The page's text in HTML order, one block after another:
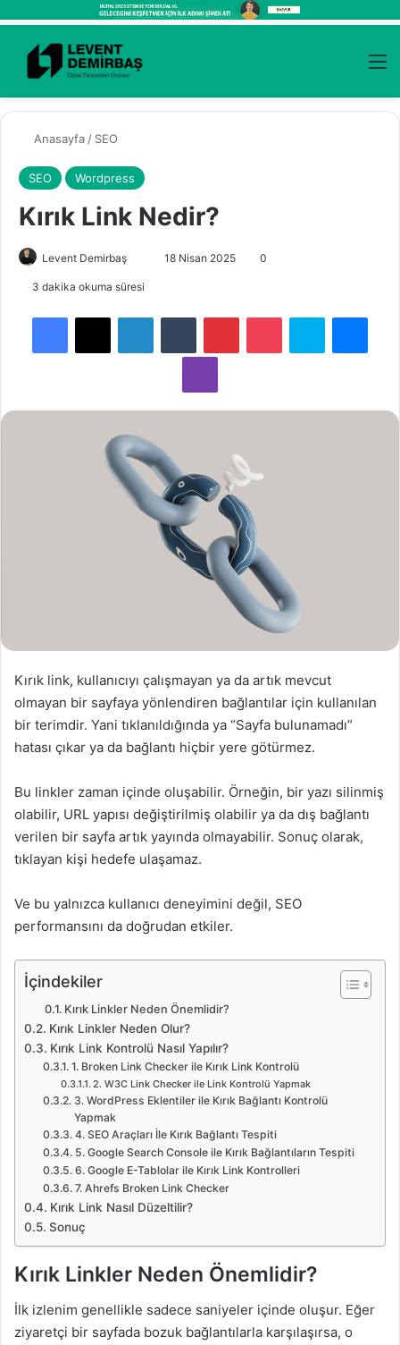
Kayıt Ol
Anasayfa / SEO
SEO Wordpress
Kırık Link Nedir?
Levent Demirbaş
s
a
n
18 Nisan 2025 0
3 dakika okuma süresi
Viber
Kırık link, kullanıcıyı çalışmayan ya da artık mevcut
olmayan bir sayfaya yönlendiren bağlantılar için kullanılan
bir terimdir. Yani tıklanıldığında ya “Sayfa bulunamadı”
hatası çıkar ya da bağlantı hiçbir yere götürmez.
Bu linkler zaman içinde oluşabilir. Örneğin, bir yazı silinmiş
olabilir, URL yapısı değiştirilmiş olabilir ya da dış bağlantı
verilen bir sayfa artık yayında olmayabilir. Sonuç olarak,
tıklayan kişi hedefe ulaşamaz.
Ve bu yalnızca kullanıcı deneyimini değil, SEO
performansını da doğrudan etkiler.
İçindekiler
Kırık Linkler Neden Önemlidir?
Kırık Linkler Neden Olur?
Kırık Link Kontrolü Nasıl Yapılır?
1. Broken Link Checker ile Kırık Link Kontrolü
2. W3C Link Checker ile Link Kontrolü Yapmak
3. WordPress Eklentiler ile Kırık Bağlantı Kontrolü
Yapmak
4. SEO Araçları İle Kırık Bağlantı Tespiti
5. Google Search Console ile Kırık Bağlantıların Tespiti
6. Google E-Tablolar ile Kırık Link Kontrolleri
7. Ahrefs Broken Link Checker
Kırık Link Nasıl Düzeltilir?
Sonuç
Kırık Linkler Neden Önemlidir?
İlk izlenim genellikle sadece saniyeler içinde oluşur. Eğer
ziyaretçi bir sayfada bozuk bağlantılarla karşılaşırsa, o